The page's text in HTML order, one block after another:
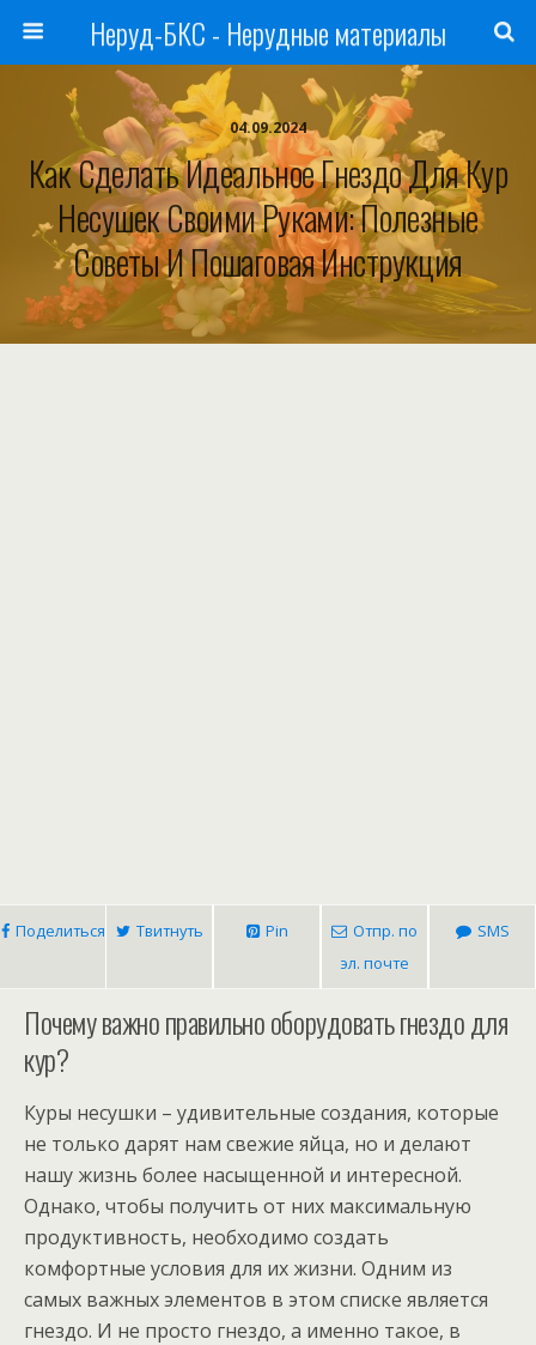
Неруд-БКС - Нерудные материалы
04.09.2024
Как Сделать Идеальное Гнездо Для Кур
Несушек Своими Руками: Полезные
Советы И Пошаговая Инструкция
Поделиться Твитнуть Pin
Отпр. по
эл. почте
SMS
Почему важно правильно оборудовать гнездо для
кур?
Куры несушки – удивительные создания, которые
не только дарят нам свежие яйца, но и делают
нашу жизнь более насыщенной и интересной.
Однако, чтобы получить от них максимальную
продуктивность, необходимо создать
комфортные условия для их жизни. Одним из
самых важных элементов в этом списке является
гнездо. И не просто гнездо, а именно такое, в